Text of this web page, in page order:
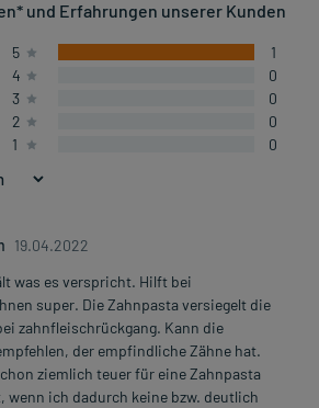
und Erfahrungen unserer Kunden
5
1
4
0
3
0
2
0
1
0
19.04.2022
was es verspricht. Hilft bei
super. Die Zahnpasta versiegelt die
zahnfleischrückgang. Kann die
der empfindliche Zähne hat.
ziemlich teuer für eine Zahnpasta
wenn ich dadurch keine bzw. deutlich